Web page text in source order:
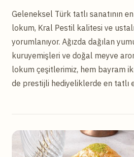
Geleneksel Türk tatlı sanatının
lokum, Kral Pestil kalitesi ve
yorumlanıyor. Ağızda dağılan
kuruyemişleri ve doğal meyve
lokum çeşitlerimiz, hem bayram
de prestijli hediyeliklerde en tatlı